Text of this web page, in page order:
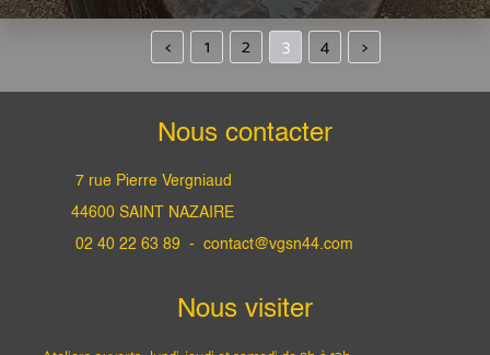
< 1 2 3 4 >
Nous contacter
7 rue Pierre Vergniaud
44600 SAINT NAZAIRE
02 40 22 63 89 - contact@vgsn44.com
Nous visiter